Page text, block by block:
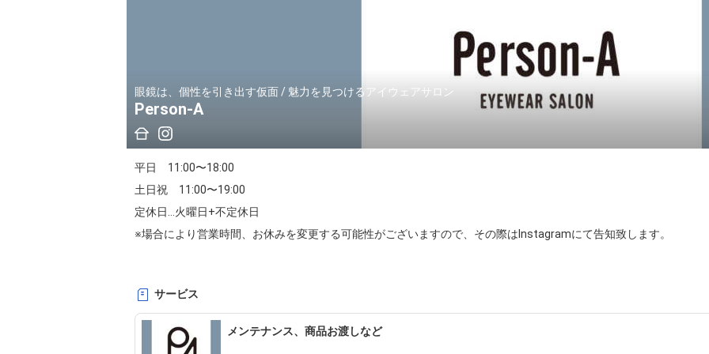
眼鏡は、個性を引き出す仮面 / 魅力を見つけるアイウェアサロン
Person-A
平日　11:00〜18:00
土日祝　11:00〜19:00
定休日…火曜日+不定休日
※場合により営業時間、お休みを変更する可能性がございますので、その際はInstagramにて告知致します。
取扱レンズメーカー…Nikon、東海光学、エスエイビジョン(Kodak)、イトーレンズ、乾レンズ
ゆっくりとアイウェアをお選びいただきたい気持ちから、基本予約制となっております。
サービス
メンテナンス、商品お渡しなど